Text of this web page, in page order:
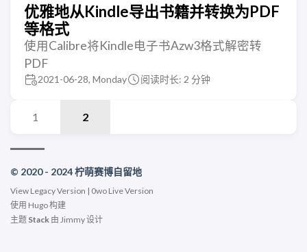
优雅地从Kindle导出书籍并转换为PDF
等格式
使用Calibre将Kindle电子书Azw3格式解密转
PDF
2021-06-28, Monday 阅读时长: 2 分钟
1 2
© 2020 - 2024 柠萌赛博自留地
View Legacy Version | 0wo Live Version
使用 Hugo构建
主题 Stack 由 Jimmy设计